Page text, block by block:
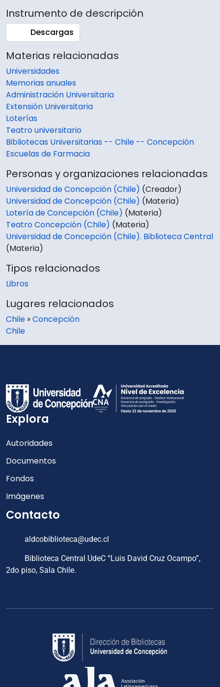
Instrumento de descripción
Descargas
Materias relacionadas
Universidades
Memorias anuales
Administración Universitaria
Extensión Universitaria
Loterías
Teatro universitario
Bibliotecas Universitarias -- Chile -- Concepción
Escuelas de Farmacia
Personas y organizaciones relacionadas
Universidad de Concepción (Chile) (Creador)
Universidad de Concepción (Chile) (Materia)
Lotería de Concepción (Chile) (Materia)
Teatro Concepción (Chile) (Materia)
Universidad de Concepción (Chile). Biblioteca Central
(Materia)
Tipos relacionados
Libros
Lugares relacionados
Chile »Concepción
Chile
Explora
Autoridades
Documentos
Fondos
Imágenes
Contacto
aldcobiblioteca@udec.cl
Biblioteca Central UdeC “Luis David Cruz Ocampo”,
2do piso, Sala Chile.